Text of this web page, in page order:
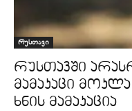
რუსთავი
რუსთავში
მამაკაცი
ხნის მამაკაცია